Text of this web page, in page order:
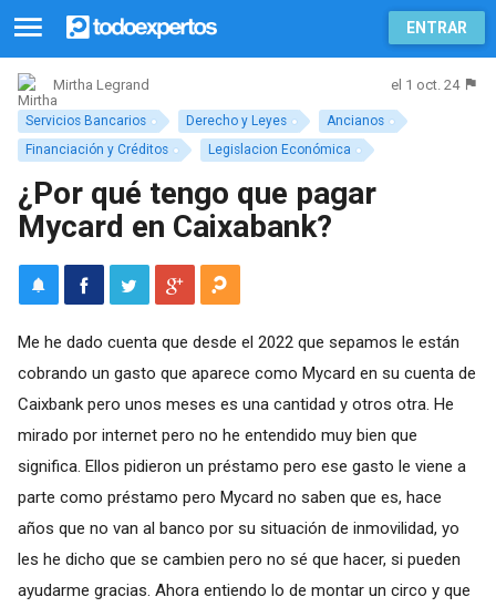
ENTRAR
Servicios Bancarios Derecho y Leyes
Ancianos
Financiación y Créditos
Legislacion Económica
Mirtha Legrand el 1 oct. 24
¿Por qué tengo que pagar
Mycard en Caixabank?
Me he dado cuenta que desde el 2022 que sepamos le están
cobrando un gasto que aparece como Mycard en su cuenta de
Caixbank pero unos meses es una cantidad y otros otra. He
mirado por internet pero no he entendido muy bien que
significa. Ellos pidieron un préstamo pero ese gasto le viene a
parte como préstamo pero Mycard no saben que es, hace
años que no van al banco por su situación de inmovilidad, yo
les he dicho que se cambien pero no sé que hacer, si pueden
ayudarme gracias. Ahora entiendo lo de montar un circo y que